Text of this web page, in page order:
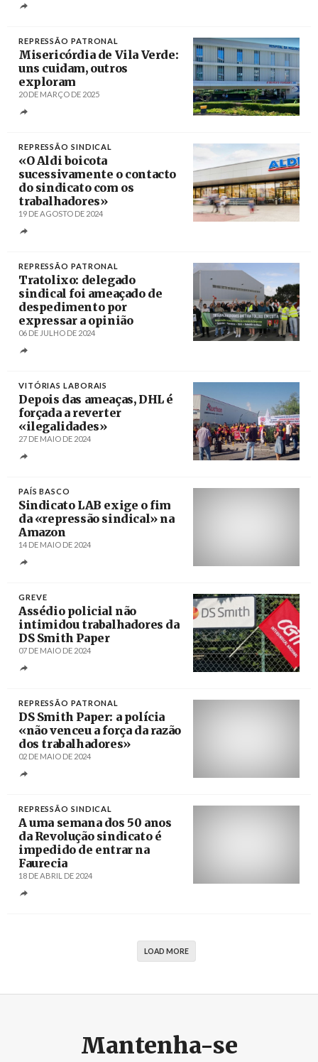
REPRESSÃO PATRONAL
Misericórdia de Vila Verde:
uns cuidam, outros
exploram
20 DE MARÇO DE 2025
REPRESSÃO SINDICAL
«O Aldi boicota
sucessivamente o contacto
do sindicato com os
trabalhadores»
19 DE AGOSTO DE 2024
REPRESSÃO PATRONAL
Tratolixo: delegado
sindical foi ameaçado de
despedimento por
expressar a opinião
06 DE JULHO DE 2024
VITÓRIAS LABORAIS
Depois das ameaças, DHL é
forçada a reverter
«ilegalidades»
27 DE MAIO DE 2024
PAÍS BASCO
Sindicato LAB exige o fim
da «repressão sindical» na
Amazon
14 DE MAIO DE 2024
GREVE
Assédio policial não
intimidou trabalhadores da
DS Smith Paper
07 DE MAIO DE 2024
REPRESSÃO PATRONAL
DS Smith Paper: a polícia
«não venceu a força da razão
dos trabalhadores»
02 DE MAIO DE 2024
REPRESSÃO SINDICAL
A uma semana dos 50 anos
da Revolução sindicato é
impedido de entrar na
Faurecia
18 DE ABRIL DE 2024
LOAD MORE
Mantenha-se